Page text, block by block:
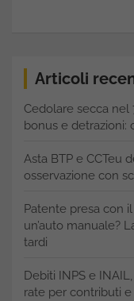
Articoli
Cedolare secca nel
bonus e detrazioni:
Asta BTP e CCTeu
osservazione con
Patente presa con
un’auto manuale?
tardi
Debiti INPS e
rate per contributi